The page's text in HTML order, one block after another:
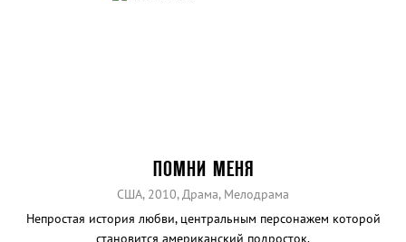
ПОМНИ МЕНЯ
США, 2010, Драма, Мелодрама
Непростая история любви, центральным персонажем которой
становится американский подросток.